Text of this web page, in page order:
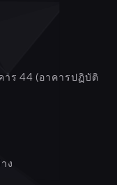
าร 44 (อาคารปฏิบัติ
ง